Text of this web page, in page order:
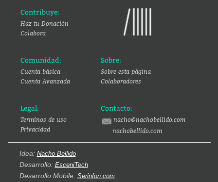
Contribuye:
Haz tu Donación
Colabora
Comunidad:
Cuenta básica
Cuenta Avanzada
Sobre:
Sobre esta página
Colaboradores
Legal:
Terminos de uso
Privacidad
Contacto:
nacho@nachobellido.com
nachobellido.com
Idea: Nacho Bellido
Desarrollo: EsceniTech
Desarrollo Mobile: Serinfon.com